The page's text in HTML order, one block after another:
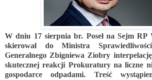
W dniu 17 sierpnia br. Poseł na Sejm RP
skierował do Ministra
Generalnego Zbigniewa Ziobry
skutecznej reakcji Prokuratury na liczne
gospodarce odpadami. Treść